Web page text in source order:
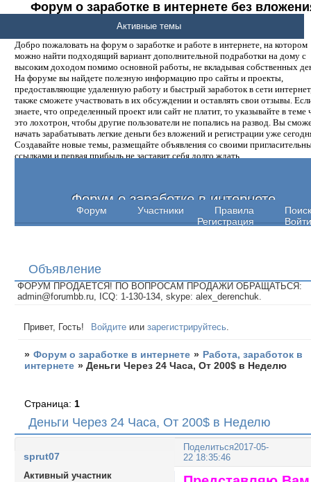
Форум о заработке в интернете без
денег.
Добро пожаловать на форум о заработке и работе в интернете, на котором
можно найти подходящий вариант дополнительной подработки на дому с
высоким доходом помимо основной работы, не вкладывая собственных
На форуме вы найдете полезную информацию про сайты и проекты,
предоставляющие удаленную работу и быстрый заработок в сети
также сможете участвовать в их обсуждении и оставлять свои отзывы.
знаете, что определенный проект или сайт не платит, то указывайте в теме
это лохотрон, чтобы другие пользователи не попались на развод. Вы
начать зарабатывать легкие деньги без вложений и регистрации уже
Создавайте новые темы, размещайте объявления со своими
ссылками и первая прибыль не заставит себя долго ждать.
Форум о заработке в интернете
Форум Участники Правила
Поиск
Регистрация
Войти
Активные темы
Объявление
ФОРУМ ПРОДАЕТСЯ! ПО ВОПРОСАМ ПРОДАЖИ ОБРАЩАТЬСЯ:
admin@forumbb.ru, ICQ: 1-130-134, skype: alex_derenchuk.
Привет, Гость! Войдите илизарегистрируйтесь
» Форум о заработке в интернете » Работа, заработок в
интернете »Деньги Через 24 Часа, От 200$ в Неделю
Деньги Через 24 Часа, От 200$ в Неделю
Страница: 1
Поделиться2017-05-
22 18:35:46
sprut07
Активный участник